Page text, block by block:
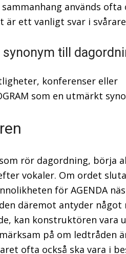
används ofta
är ett vanligt svar i
synonym till
konferenser eller
som en utmärkt
rör dagordning, börja
vokaler. Om ordet
för AGENDA
däremot antyder något
kan konstruktören vara
på om ledtråden
ofta också ska vara i